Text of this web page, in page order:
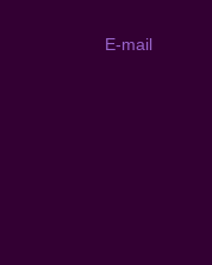
E-mail